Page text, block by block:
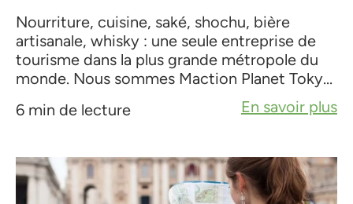
Nourriture, cuisine, saké, shochu, bière
artisanale, whisky : une seule entreprise de
tourisme dans la plus grande métropole du
monde. Nous sommes Maction Planet Toky...
6 min de lecture
En savoir plus